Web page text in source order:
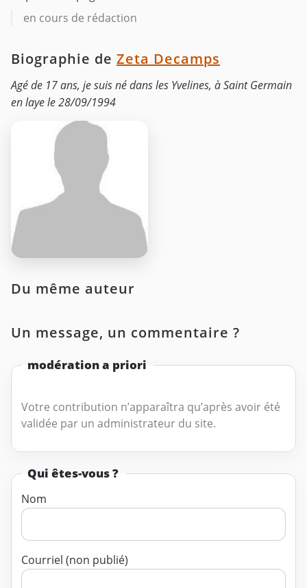
en cours de rédaction
Biographie de Zeta Decamps
Agé de 17 ans, je suis né dans les Yvelines, à Saint Germain
en laye le 28/09/1994
Du même auteur
Un message, un commentaire ?
modération a priori
Votre contribution n’apparaîtra qu’après avoir été
validée par un administrateur du site.
Qui êtes-vous ?
Nom
Courriel (non publié)